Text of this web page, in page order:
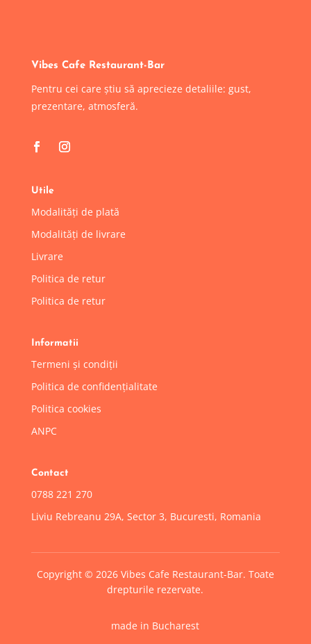
Vibes Cafe Restaurant-Bar
Pentru cei care știu să aprecieze detaliile: gust,
prezentare, atmosferă.
Utile
Modalități de plată
Modalități de livrare
Livrare
Politica de retur
Politica de retur
Informatii
Termeni și condiții
Politica de confidențialitate
Politica cookies
ANPC
Contact
0788 221 270
Liviu Rebreanu 29A, Sector 3, Bucuresti, Romania
Copyright © 2026 Vibes Cafe Restaurant-Bar. Toate
drepturile rezervate.
made in Bucharest